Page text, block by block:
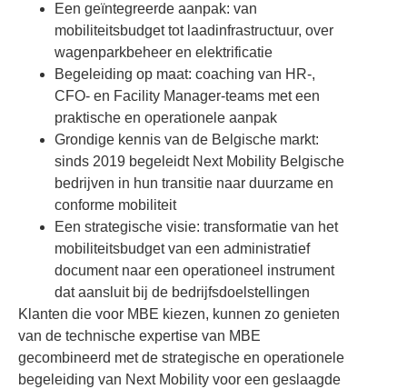
Een geïntegreerde aanpak: van
mobiliteitsbudget tot laadinfrastructuur, over
wagenparkbeheer en elektrificatie
Begeleiding op maat: coaching van HR-,
CFO- en Facility Manager-teams met een
praktische en operationele aanpak
Grondige kennis van de Belgische markt:
sinds 2019 begeleidt Next Mobility Belgische
bedrijven in hun transitie naar duurzame en
conforme mobiliteit
Een strategische visie: transformatie van het
mobiliteitsbudget van een administratief
document naar een operationeel instrument
dat aansluit bij de bedrijfsdoelstellingen
Klanten die voor MBE kiezen, kunnen zo genieten
van de technische expertise van MBE
gecombineerd met de strategische en operationele
begeleiding van Next Mobility voor een geslaagde